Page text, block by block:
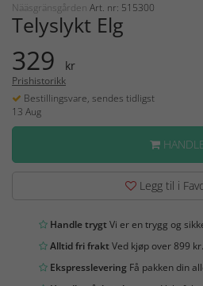
Nääsgränsgården Art. nr: 515300
Telyslykt Elg
329 kr
Prishistorikk
Bestillingsvare, sendes tidligst
13 Aug
Legg til i
Handle trygtVi er en trygg og
Alltid fri fraktVed kjøp over 899 kr.
Ekspresslevering Få pakken din